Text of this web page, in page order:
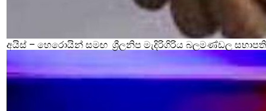
අයිස් – හෙරොයින් සමඟ ශ්‍රීලනිප මැදිරිගිරිය බලමණ්ඩල සභාපති